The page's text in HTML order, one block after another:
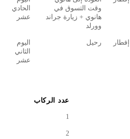
وقت التسوق في
هانوي + زيارة جراند
وورلد
الحادي
عشر
إفطار رحيل
اليوم
الثاني
عشر
عدد الركاب
1
2